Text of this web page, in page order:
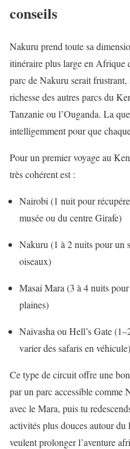
conseils
Nakuru prend toute sa
itinéraire plus large en Afrique
parc de Nakuru serait
richesse des autres parcs du
Tanzanie ou l’Ouganda. La
intelligemment pour que
Pour un premier voyage au
très cohérent est :
Nairobi (1 nuit pour
musée ou du centre Girafe)
Nakuru (1 à 2 nuits pour un
oiseaux)
Masai Mara (3 à 4 nuits
plaines)
Naivasha ou Hell’s Gate
varier des safaris en véhicule)
Ce type de circuit offre une
par un parc accessible comme
avec le Mara, puis tu
activités plus douces autour
veulent prolonger l’aventure